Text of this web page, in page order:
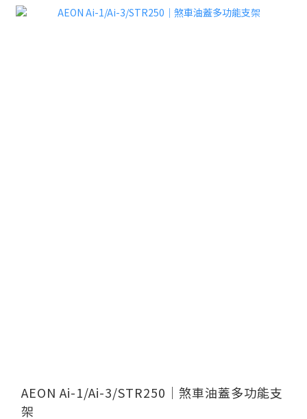
AEON Ai-1/Ai-3/STR250｜煞車油蓋多功能支
架